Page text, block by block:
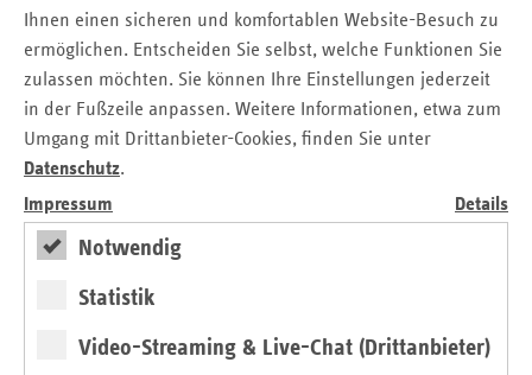
Ihnen einen sicheren und komfortablen Website-Besuch zu
ermöglichen. Entscheiden Sie selbst, welche Funktionen Sie
zulassen möchten. Sie können Ihre Einstellungen jederzeit
in der Fußzeile anpassen. Weitere Informationen, etwa zum
Umgang mit Drittanbieter-Cookies, finden Sie unter
Datenschutz.
Impressum
Details
Notwendig
Statistik
Video-Streaming & Live-Chat (Drittanbieter)
Personal und klare Qualitätsvorgaben unerlässlich.
Einheitliche Standards für das Qualitätsmanagement in den
Leitstellen, einschließlich standardisierter Notrufabfragen,
sind notwendig, um die Versorgungsqualität auf hohem
Niveau zu halten“, erklärt Dr. Holst.
Die vdek-Landesvertretung fordert zudem vor dem
Hintergrund der Notfall- und Krankenhausreform eine
im Krankenhaus- und Rettungswesen. Dr. Holst betont:
„Diese Daten können helfen, die Versorgung
bedarfsgerecht zu steuern.“